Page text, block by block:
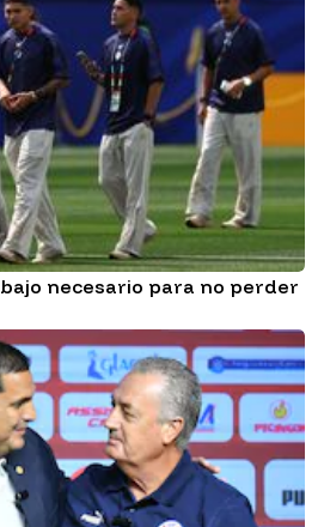
necesario para no perder